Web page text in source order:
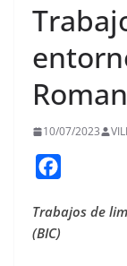
10/07/2023
c
Trabajos de
(BIC)